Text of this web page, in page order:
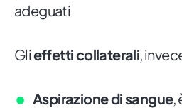
adeguati
Glieffetti collaterali,
Aspirazione di sangue,